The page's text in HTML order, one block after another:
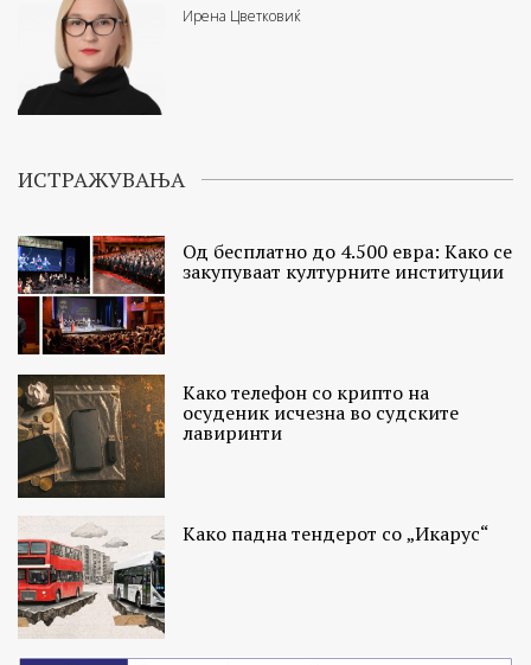
Ирена Цветковиќ
ИСТРАЖУВАЊА
Од бесплатно до 4.500 евра: Како се
закупуваат културните институции
Како телефон со крипто на
осуденик исчезна во судските
лавиринти
Како падна тендерот со „Икарус“